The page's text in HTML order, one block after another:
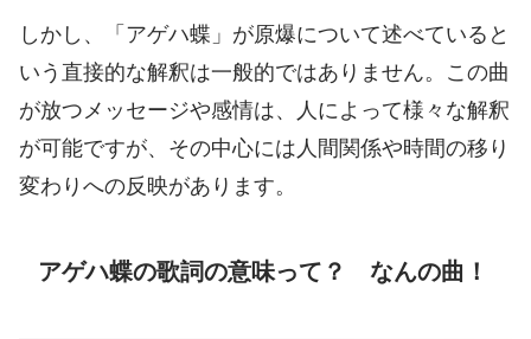
しかし、「アゲハ蝶」が原爆について述べていると
いう直接的な解釈は一般的ではありません。この曲
が放つメッセージや感情は、人によって様々な解釈
が可能ですが、その中心には人間関係や時間の移り
変わりへの反映があります。
アゲハ蝶の歌詞の意味って？ なんの曲！